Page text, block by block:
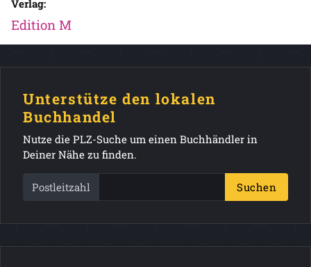
Verlag:
Edition M
Unterstütze den lokalen
Buchhandel
Nutze die PLZ-Suche um einen Buchhändler in
Deiner Nähe zu finden.
Postleitzahl Suchen